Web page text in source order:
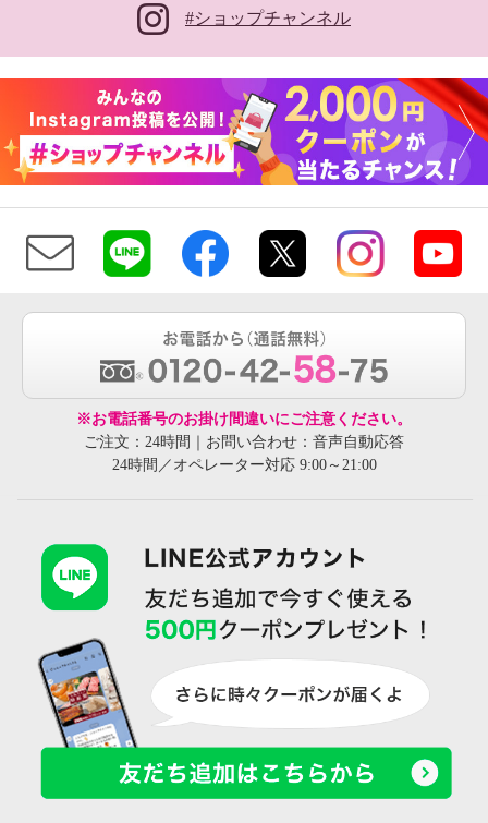
#ショップチャンネル
※お電話番号のお掛け間違いにご注意ください。
ご注文：24時間｜お問い合わせ：音声自動応答
24時間／オペレーター対応 9:00～21:00